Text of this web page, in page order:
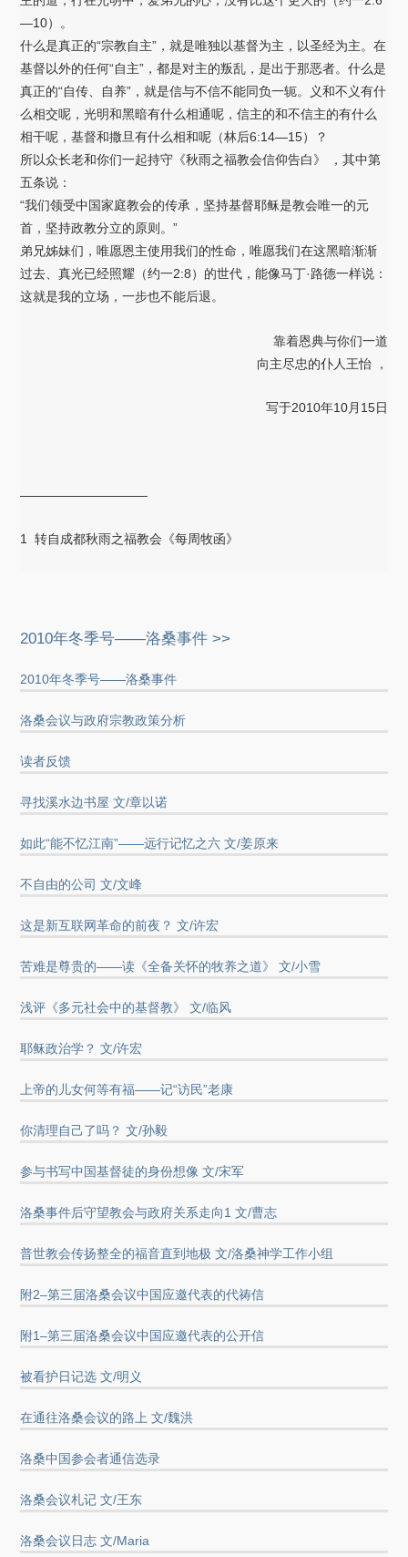
—10）。
什么是真正的“宗教自主”，就是唯独以基督为主，以圣经为主。在
基督以外的任何“自主”，都是对主的叛乱，是出于那恶者。什么是
真正的“自传、自养”，就是信与不信不能同负一轭。义和不义有什
么相交呢，光明和黑暗有什么相通呢，信主的和不信主的有什么
相干呢，基督和撒旦有什么相和呢（林后6:14—15）？
所以众长老和你们一起持守《秋雨之福教会信仰告白》 ，其中第
五条说：
“我们领受中国家庭教会的传承，坚持基督耶稣是教会唯一的元
首，坚持政教分立的原则。”
弟兄姊妹们，唯愿恩主使用我们的性命，唯愿我们在这黑暗渐渐
过去、真光已经照耀（约一2:8）的世代，能像马丁·路德一样说：
这就是我的立场，一步也不能后退。
靠着恩典与你们一道
向主尽忠的仆人王怡 ，
写于2010年10月15日
——————————
1 转自成都秋雨之福教会《每周牧函》
2010年冬季号——洛桑事件 >>
2010年冬季号——洛桑事件
洛桑会议与政府宗教政策分析
读者反馈
寻找溪水边书屋 文/章以诺
如此“能不忆江南”——远行记忆之六 文/姜原来
不自由的公司 文/文峰
这是新互联网革命的前夜？ 文/许宏
苦难是尊贵的——读《全备关怀的牧养之道》 文/小雪
浅评《多元社会中的基督教》 文/临风
耶稣政治学？ 文/许宏
上帝的儿女何等有福——记“访民”老康
你清理自己了吗？ 文/孙毅
参与书写中国基督徒的身份想像 文/宋军
洛桑事件后守望教会与政府关系走向1 文/曹志
普世教会传扬整全的福音直到地极 文/洛桑神学工作小组
附2–第三届洛桑会议中国应邀代表的代祷信
附1–第三届洛桑会议中国应邀代表的公开信
被看护日记选 文/明义
在通往洛桑会议的路上 文/魏洪
洛桑中国参会者通信选录
洛桑会议札记 文/王东
洛桑会议日志 文/Maria